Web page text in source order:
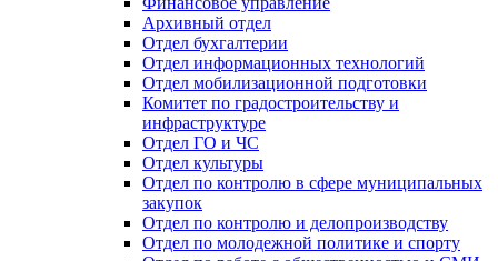
Архивный отдел
Отдел бухгалтерии
Отдел информационных технологий
Отдел мобилизационной подготовки
Комитет по градостроительству и
инфраструктуре
Отдел ГО и ЧС
Отдел культуры
Отдел по контролю в сфере муниципальных
закупок
Отдел по контролю и делопроизводству
Отдел по молодежной политике и спорту